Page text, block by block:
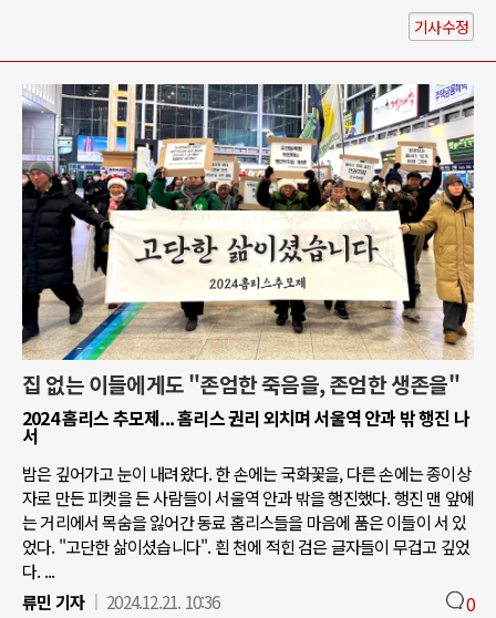
기사수정
집 없는 이들에게도 "존엄한 죽음을, 존엄한 생존을"
2024 홈리스 추모제... 홈리스 권리 외치며 서울역 안과 밖 행진 나
서
밤은 깊어가고 눈이 내려왔다. 한 손에는 국화꽃을, 다른 손에는 종이상
자로 만든 피켓을 든 사람들이 서울역 안과 밖을 행진했다. 행진 맨 앞에
는 거리에서 목숨을 잃어간 동료 홈리스들을 마음에 품은 이들이 서 있
었다. "고단한 삶이셨습니다". 흰 천에 적힌 검은 글자들이 무겁고 깊었
다. ...
류민 기자
2024.12.21. 10:36 0